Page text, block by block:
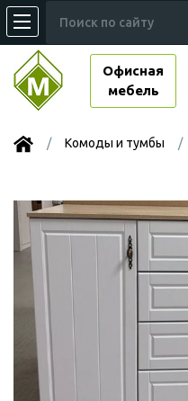
Офисная
мебель
Комоды и тумбы